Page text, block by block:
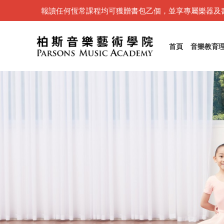
報讀任何恆常課程均可獲贈書包乙個，並享專屬樂器
首頁 音樂教育